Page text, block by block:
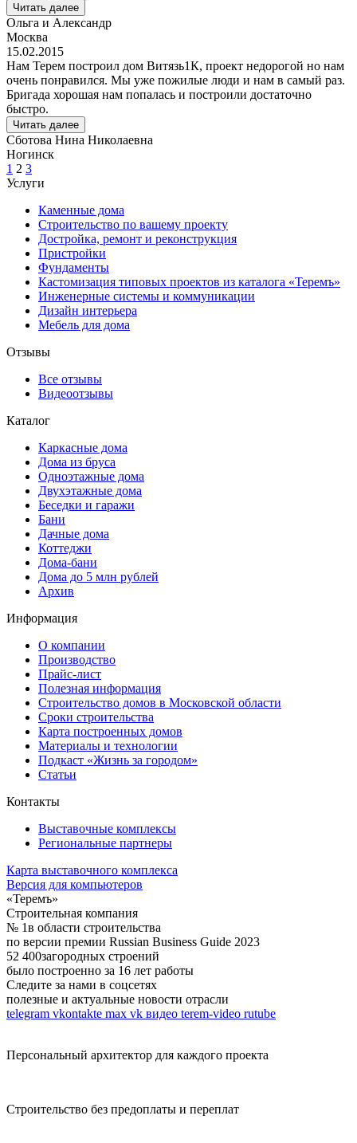
Читать далее
Ольга и Александр
Москва
15.02.2015
Нам Терем построил дом Витязь1К, проект недорогой но нам
очень понравился. Мы уже пожилые люди и нам в самый раз.
Бригада хорошая нам попалась и построили достаточно
быстро.
Читать далее
Сботова Нина Николаевна
Ногинск
1 2 3
Услуги
Каменные дома
Строительство по вашему проекту
Достройка, ремонт и реконструкция
Пристройки
Фундаменты
Кастомизация типовых проектов из каталога «Теремъ»
Инженерные системы и коммуникации
Дизайн интерьера
Мебель для дома
Отзывы
Все отзывы
Видеоотзывы
Каталог
Каркасные дома
Дома из бруса
Одноэтажные дома
Двухэтажные дома
Беседки и гаражи
Бани
Дачные дома
Коттеджи
Дома-бани
Дома до 5 млн рублей
Архив
Информация
О компании
Производство
Прайс-лист
Полезная информация
Строительство домов в Московской области
Сроки строительства
Карта построенных домов
Материалы и технологии
Подкаст «Жизнь за городом»
Статьи
Контакты
Выставочные комплексы
Региональные партнеры
Карта выставочного комплекса
Версия для компьютеров
«Теремъ»
Строительная компания
№ 1в области строительства
по версии премии Russian Business Guide 2023
52 400загородных строений
было построенно за 16 лет работы
Следите за нами в соцсетях
полезные и актуальные новости отрасли
telegram vkontakte max vk видео terem-video rutube
Персональный архитектор для каждого проекта
Строительство без предоплаты и переплат